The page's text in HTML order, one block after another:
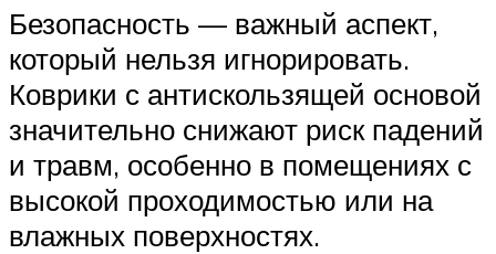
Безопасность — важный аспект,
который нельзя игнорировать.
Коврики с антискользящей основой
значительно снижают риск падений
и травм, особенно в помещениях с
высокой проходимостью или на
влажных поверхностях.